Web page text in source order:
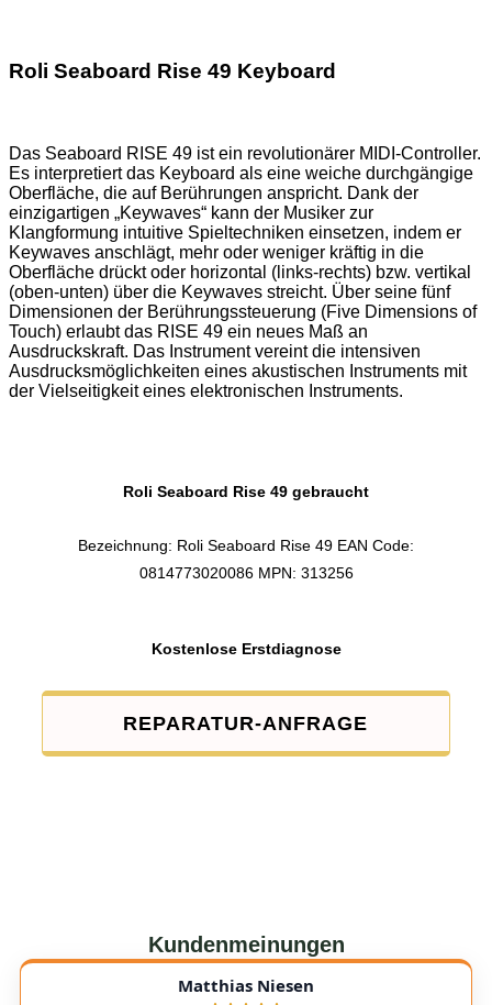
Roli Seaboard Rise 49 Keyboard
Das Seaboard RISE 49 ist ein revolutionärer MIDI-Controller.
Es interpretiert das Keyboard als eine weiche durchgängige
Oberfläche, die auf Berührungen anspricht. Dank der
einzigartigen „Keywaves“ kann der Musiker zur
Klangformung intuitive Spieltechniken einsetzen, indem er
Keywaves anschlägt, mehr oder weniger kräftig in die
Oberfläche drückt oder horizontal (links-rechts) bzw. vertikal
(oben-unten) über die Keywaves streicht. Über seine fünf
Dimensionen der Berührungssteuerung (Five Dimensions of
Touch) erlaubt das RISE 49 ein neues Maß an
Ausdruckskraft. Das Instrument vereint die intensiven
Ausdrucksmöglichkeiten eines akustischen Instruments mit
der Vielseitigkeit eines elektronischen Instruments.
Roli Seaboard Rise 49 gebraucht
Bezeichnung: Roli Seaboard Rise 49 EAN Code:
0814773020086 MPN: 313256
Kostenlose Erstdiagnose
REPARATUR-ANFRAGE
Kundenmeinungen
Matthias Niesen